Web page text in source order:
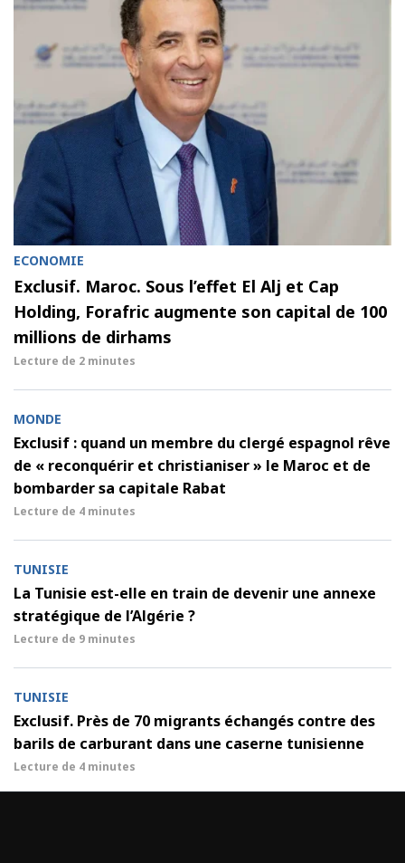
ECONOMIE
Exclusif. Maroc. Sous l’effet El Alj et Cap
Holding, Forafric augmente son capital de 100
millions de dirhams
Lecture de 2 minutes
MONDE
Exclusif : quand un membre du clergé espagnol rêve
de « reconquérir et christianiser » le Maroc et de
bombarder sa capitale Rabat
Lecture de 4 minutes
TUNISIE
La Tunisie est-elle en train de devenir une annexe
stratégique de l’Algérie ?
Lecture de 9 minutes
TUNISIE
Exclusif. Près de 70 migrants échangés contre des
barils de carburant dans une caserne tunisienne
Lecture de 4 minutes